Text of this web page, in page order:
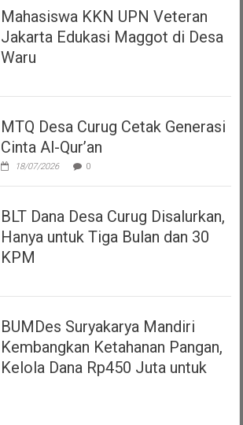
Mahasiswa KKN UPN Veteran
Jakarta Edukasi Maggot di Desa
Waru
MTQ Desa Curug Cetak Generasi
Cinta Al-Qur’an
18/07/2026 0
BLT Dana Desa Curug Disalurkan,
Hanya untuk Tiga Bulan dan 30
KPM
BUMDes Suryakarya Mandiri
Kembangkan Ketahanan Pangan,
Kelola Dana Rp450 Juta untuk